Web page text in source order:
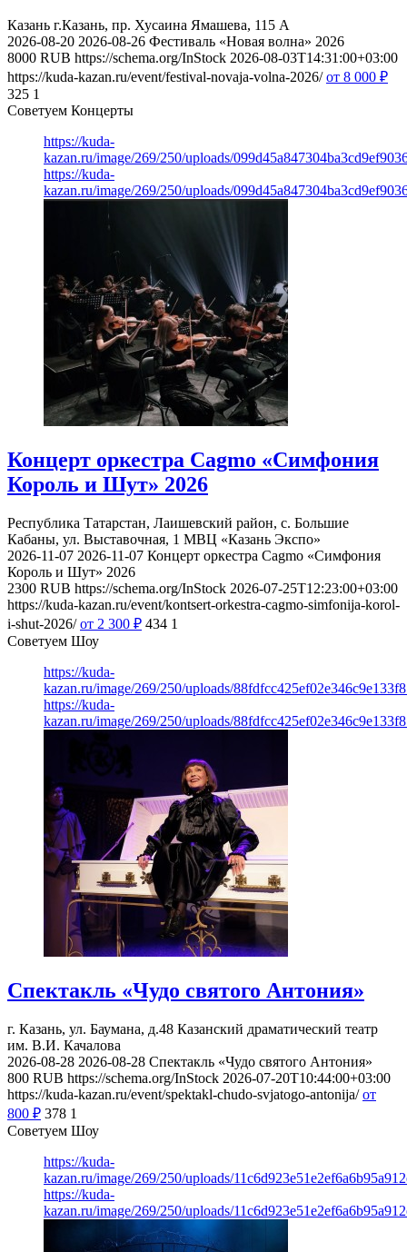
Казань г.Казань, пр. Хусаина Ямашева, 115 A
2026-08-20 2026-08-26 Фестиваль «Новая волна» 2026
8000 RUB https://schema.org/InStock 2026-08-03T14:31:00+03:00
https://kuda-kazan.ru/event/festival-novaja-volna-2026/ от 8 000 ₽
325 1
Советуем Концерты
https://kuda-
kazan.ru/image/269/250/uploads/
https://kuda-
kazan.ru/image/269/250/uploads/
Концерт оркестра Cagmo «Симфония
Король и Шут» 2026
Республика Татарстан, Лаишевский район, с. Большие
Кабаны, ул. Выставочная, 1 МВЦ «Казань Экспо»
2026-11-07 2026-11-07 Концерт оркестра Cagmo «Симфония
Король и Шут» 2026
2300 RUB https://schema.org/InStock 2026-07-25T12:23:00+03:00
https://kuda-kazan.ru/event/kontsert-orkestra-cagmo-simfonija-korol-
i-shut-2026/ от 2 300 ₽ 434 1
Советуем Шоу
https://kuda-
kazan.ru/image/269/250/uploads/
https://kuda-
kazan.ru/image/269/250/uploads/
Спектакль «Чудо святого Антония»
г. Казань, ул. Баумана, д.48 Казанский драматический театр
им. В.И. Качалова
2026-08-28 2026-08-28 Спектакль «Чудо святого Антония»
800 RUB https://schema.org/InStock 2026-07-20T10:44:00+03:00
https://kuda-kazan.ru/event/spektakl-chudo-svjatogo-antonija/ от
800 ₽ 378 1
Советуем Шоу
https://kuda-
kazan.ru/image/269/250/uploads/
https://kuda-
kazan.ru/image/269/250/uploads/